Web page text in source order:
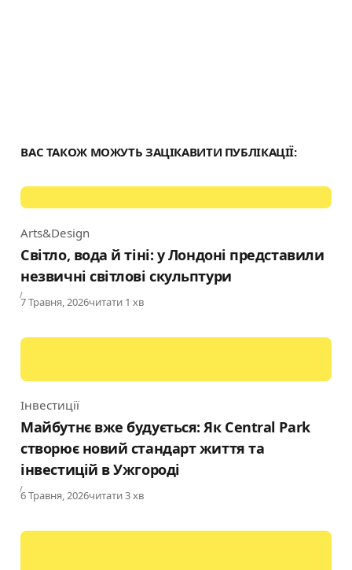
ВАС ТАКОЖ МОЖУТЬ ЗАЦІКАВИТИ ПУБЛІКАЦІЇ:
Category
Arts&Design
Світло, вода й тіні: у Лондоні представили
незвичні світлові скульптури
Published
7 Травня, 2026читати 1 хв
Category
Інвестиції
Майбутнє вже будується: Як Central Park
створює новий стандарт життя та
інвестицій в Ужгороді
Published
6 Травня, 2026читати 3 хв